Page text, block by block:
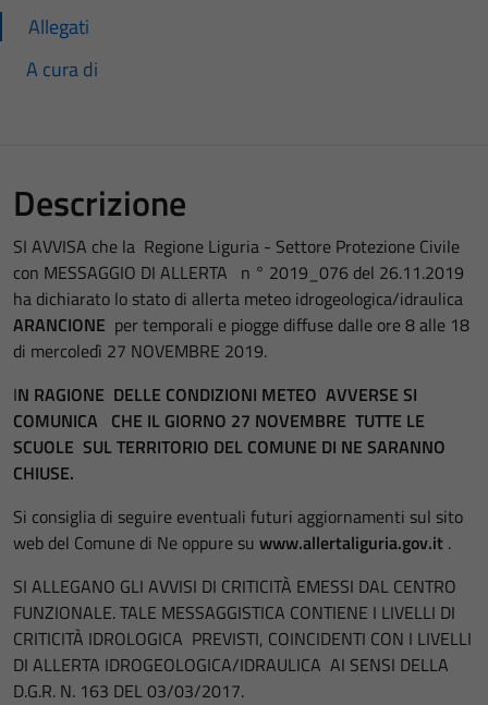
Allegati
A cura di
Descrizione
SI AVVISA che la Regione Liguria - Settore Protezione Civile
con MESSAGGIO DI ALLERTA n ° 2019_076 del 26.11.2019
ha dichiarato lo stato di allerta meteo idrogeologica/idraulica
ARANCIONE per temporali e piogge diffuse dalle ore 8 alle 18
di mercoledì 27 NOVEMBRE 2019.
IN RAGIONE DELLE CONDIZIONI METEO AVVERSE SI
COMUNICA CHE IL GIORNO 27 NOVEMBRE TUTTE LE
SCUOLE SUL TERRITORIO DEL COMUNE DI NE SARANNO
CHIUSE.
Si consiglia di seguire eventuali futuri aggiornamenti sul sito
web del Comune di Ne oppure su www.allertaliguria.gov.it .
SI ALLEGANO GLI AVVISI DI CRITICITÀ EMESSI DAL CENTRO
FUNZIONALE. TALE MESSAGGISTICA CONTIENE I LIVELLI DI
CRITICITÀ IDROLOGICA PREVISTI, COINCIDENTI CON I LIVELLI
DI ALLERTA IDROGEOLOGICA/IDRAULICA AI SENSI DELLA
D.G.R. N. 163 DEL 03/03/2017.